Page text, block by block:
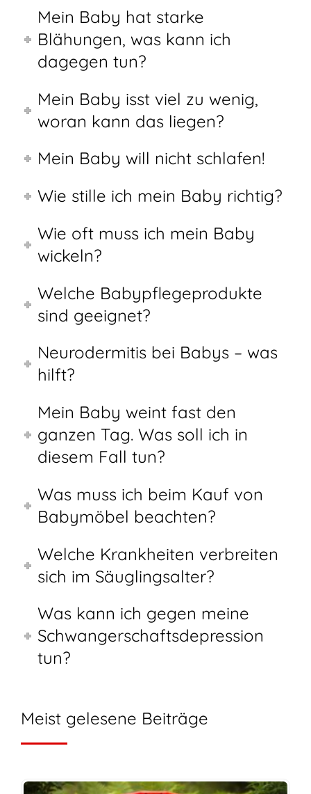
Mein Baby hat starke
Blähungen, was kann ich
dagegen tun?
Mein Baby isst viel zu wenig,
woran kann das liegen?
Mein Baby will nicht schlafen!
Wie stille ich mein Baby richtig?
Wie oft muss ich mein Baby
wickeln?
Welche Babypflegeprodukte
sind geeignet?
Neurodermitis bei Babys – was
hilft?
Mein Baby weint fast den
ganzen Tag. Was soll ich in
diesem Fall tun?
Was muss ich beim Kauf von
Babymöbel beachten?
Welche Krankheiten verbreiten
sich im Säuglingsalter?
Was kann ich gegen meine
Schwangerschaftsdepression
tun?
Meist gelesene Beiträge